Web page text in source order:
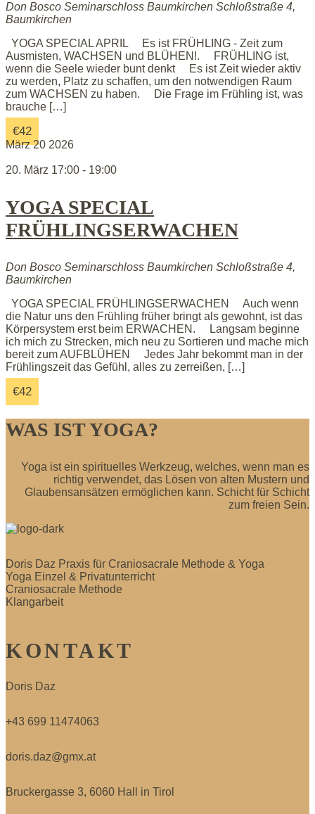
Don Bosco Seminarschloss Baumkirchen Schloßstraße 4,
Baumkirchen
YOGA SPECIAL APRIL Es ist FRÜHLING - Zeit zum
Ausmisten, WACHSEN und BLÜHEN!. FRÜHLING ist,
wenn die Seele wieder bunt denkt Es ist Zeit wieder aktiv
zu werden, Platz zu schaffen, um den notwendigen Raum
zum WACHSEN zu haben. Die Frage im Frühling ist, was
brauche […]
€42
März20 2026
20. März 17:00 - 19:00
YOGA SPECIAL
FRÜHLINGSERWACHEN
Don Bosco Seminarschloss Baumkirchen Schloßstraße 4,
Baumkirchen
YOGA SPECIAL FRÜHLINGSERWACHEN Auch wenn
die Natur uns den Frühling früher bringt als gewohnt, ist das
Körpersystem erst beim ERWACHEN. Langsam beginne
ich mich zu Strecken, mich neu zu Sortieren und mache mich
bereit zum AUFBLÜHEN Jedes Jahr bekommt man in der
Frühlingszeit das Gefühl, alles zu zerreißen, […]
€42
WAS IST YOGA?
Yoga ist ein spirituelles Werkzeug, welches, wenn man es
richtig verwendet, das Lösen von alten Mustern und
Glaubensansätzen ermöglichen kann. Schicht für Schicht
zum freien Sein.
Doris Daz Praxis für Craniosacrale Methode & Yoga
Yoga Einzel & Privatunterricht
Craniosacrale Methode
Klangarbeit
KONTAKT
Doris Daz
+43 699 11474063
doris.daz@gmx.at
Bruckergasse 3, 6060 Hall in Tirol